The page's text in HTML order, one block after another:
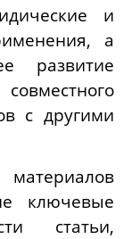
и
а
развитие
с другими
ключевые
статьи,